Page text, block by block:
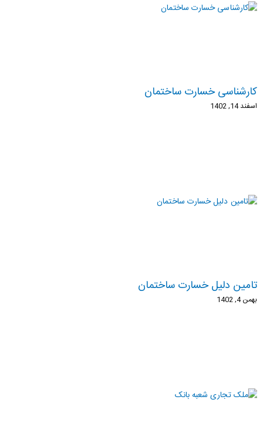
کارشناسی خسارت ساختمان
اسفند 14, 1402
تامین دلیل خسارت ساختمان
بهمن 4, 1402